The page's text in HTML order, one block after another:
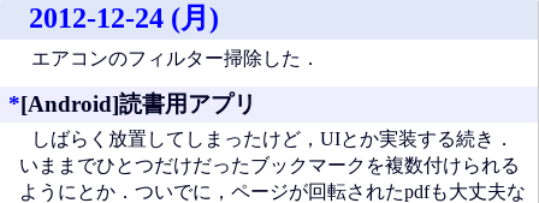
2012-12-24 (月)
エアコンのフィルター掃除した．
*[Android]読書用アプリ
しばらく放置してしまったけど，UIとか実装する続き．
いままでひとつだけだったブックマークを複数付けられる
ようにとか．ついでに，ページが回転されたpdfも大丈夫な